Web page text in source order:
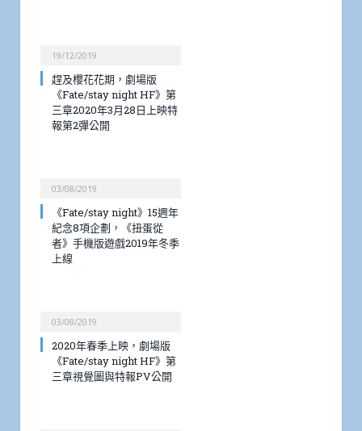
19/12/2019
趕及櫻花花期，劇場版
《Fate/stay night HF》第
三章2020年3月28日上映特
報第2彈公開
03/08/2019
《Fate/stay night》15週年
紀念8項企劃，《扭蛋從
者》手機版遊戲2019年冬季
上線
03/08/2019
2020年春季上映，劇場版
《Fate/stay night HF》第
三章視覺圖與特報PV公開